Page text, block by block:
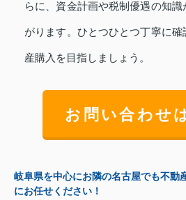
らに、資金計画や税制優遇の知
がります。ひとつひとつ丁寧に
産購入を目指しましょう。
お問い合わせ
岐阜県を中心にお隣の名古屋でも不動
にお任せください！